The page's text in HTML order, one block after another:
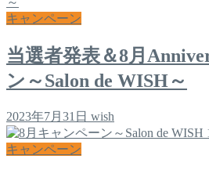
キャンペーン
当選者発表＆8月
ン～Salon de WISH～
2023年7月31日 wish
キャンペーン